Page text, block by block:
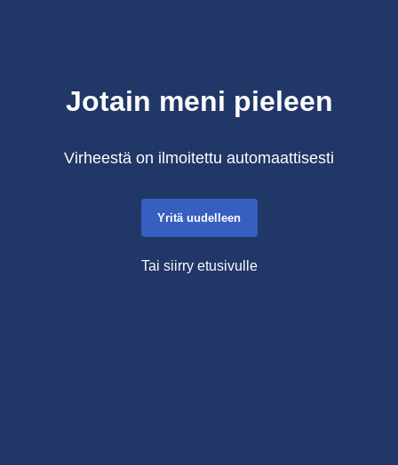
Jotain meni pieleen
Virheestä on ilmoitettu automaattisesti
Yritä uudelleen
Tai siirry etusivulle